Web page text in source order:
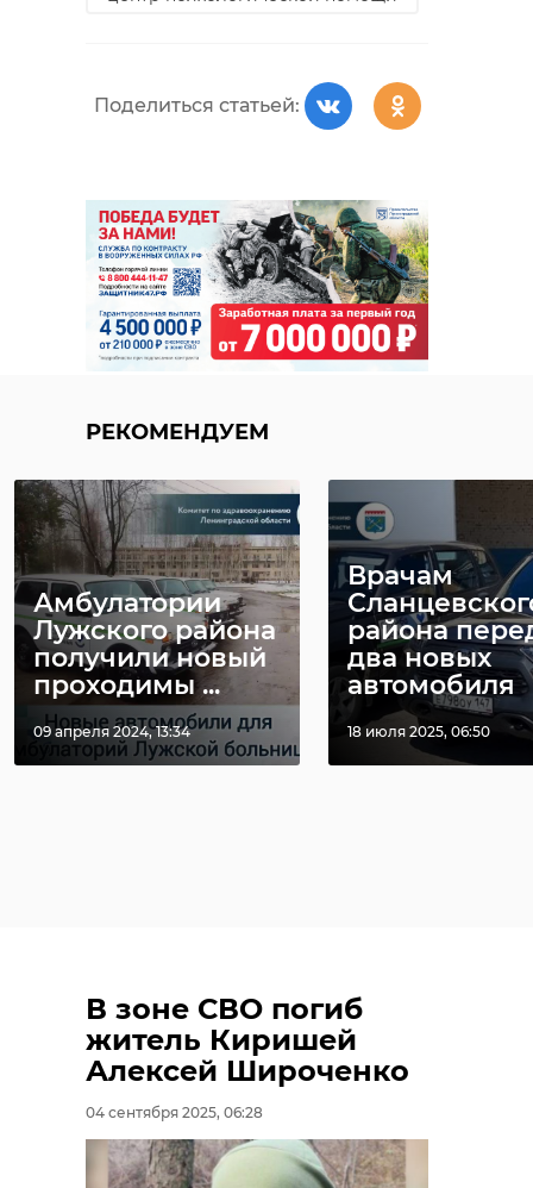
Поделиться статьей:
РЕКОМЕНДУЕМ
Амбулатории
Лужского района
получили новый
проходимы ...
09 апреля 2024, 13:34
Врачам
района
два новых
автомобиля
18 июля 2025, 06:50
В зоне СВО погиб
житель Киришей
Алексей Широченко
04 сентября 2025, 06:28